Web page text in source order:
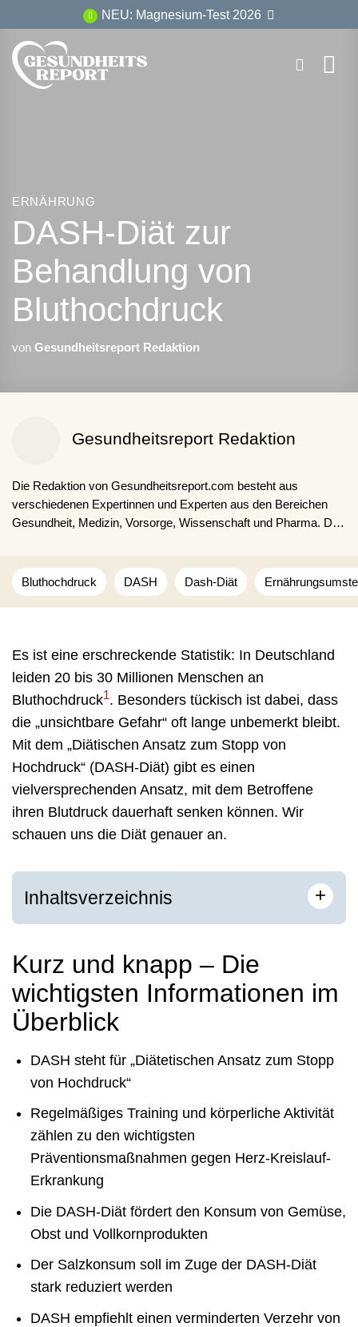
Inhalt
springen
NEU: Magnesium-Test 2026
ERNÄHRUNG
DASH-Diät zur
Behandlung von
Bluthochdruck
von Gesundheitsreport Redaktion
Gesundheitsreport Redaktion
Die Redaktion von Gesundheitsreport.com besteht aus
verschiedenen Expertinnen und Experten aus den Bereichen
Gesundheit, Medizin, Vorsorge, Wissenschaft und Pharma. Die
studienbasierte Inhalte für unsere Lesenden.
Bluthochdruck DASH Dash-Diät
Es ist eine erschreckende Statistik: In Deutschland
leiden 20 bis 30 Millionen Menschen an
Bluthochdruck1. Besonders tückisch ist dabei, dass
die „unsichtbare Gefahr“ oft lange unbemerkt bleibt.
Mit dem „Diätischen Ansatz zum Stopp von
Hochdruck“ (DASH-Diät) gibt es einen
vielversprechenden Ansatz, mit dem Betroffene
ihren Blutdruck dauerhaft senken können. Wir
schauen uns die Diät genauer an.
Inhaltsverzeichnis +
Kurz und knapp – Die
wichtigsten Informationen im
Überblick
DASH steht für „Diätetischen Ansatz zum Stopp
von Hochdruck“
Regelmäßiges Training und körperliche Aktivität
zählen zu den wichtigsten
Präventionsmaßnahmen gegen Herz-Kreislauf-
Erkrankung
Die DASH-Diät fördert den Konsum von Gemüse,
Obst und Vollkornprodukten
Der Salzkonsum soll im Zuge der DASH-Diät
stark reduziert werden
DASH empfiehlt einen verminderten Verzehr von